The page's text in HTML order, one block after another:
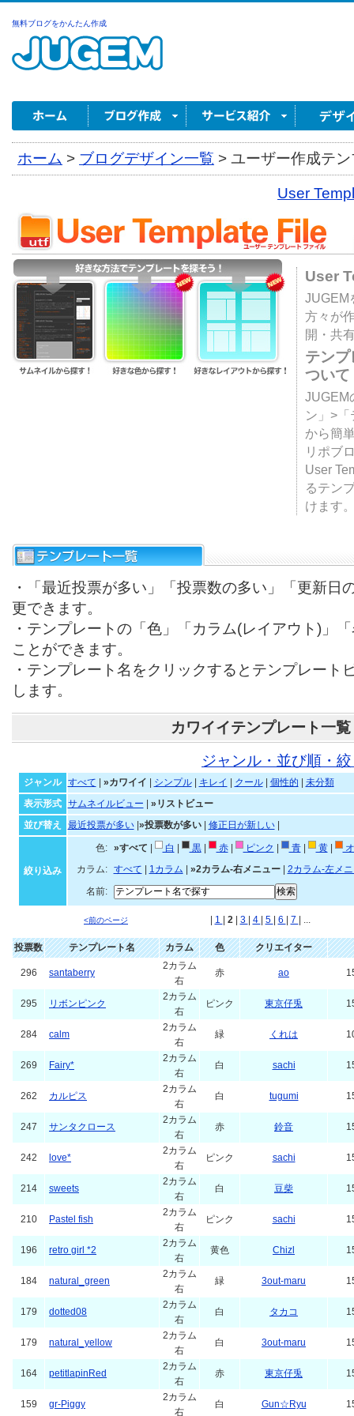
無料ブログをかんたん作成
ホーム > ブログデザイン一覧 > ユーザー作成テ
User
User
JUGEM
方々が
開・共
テン
ついて
JUGEM
ン」>
から簡
リポブ
User
るテン
けます
・「最近投票が多い」「投票数の多い」「更新日
更できます。
・テンプレートの「色」「カラム(レイアウト)」
ことができます。
・テンプレート名をクリックするとテンプレート
します。
カワイイテンプレート一覧
ジャンル・並び順・
ジャンル すべて »カワイイ シンプル| キレイ クール| 個性的
未分類
表示形式
サムネイルビュー
»リストビュー
並び替え
最近投票が多い| »投票数が多い| 修正日が新しい|
絞り込み
色: »すべて 白 黒| 赤| ピンク 青| 黄|
カラム:
すべて 1カラム »2カラム-右メニュー| 2カラム-左メ
名前:
<前のページ 1 2 3 4 5 6 7 | ...
投票数 テンプレート名 カラム 色 クリエイター
296 santaberry
2カラム
右
赤 ao
295 リボンピンク
2カラム
右
ピンク 東京仔兎
284 calm
2カラム
右
緑 くれは
269 Fairy*
2カラム
右
白 sachi
262 カルピス
2カラム
右
白 tugumi
247 サンタクロース
2カラム
右
赤 鈴音
242 love*
2カラム
右
ピンク sachi
214 sweets
2カラム
右
白 豆柴
210 Pastel fish
2カラム
右
ピンク sachi
196 retro girl *2
2カラム
右
黄色 Chizl
184 natural_green
2カラム
右
緑 3out-maru
179 dotted08
2カラム
右
白 タカコ
179 natural_yellow
2カラム
右
白 3out-maru
164 petitlapinRed
2カラム
右
赤 東京仔兎
159 gr-Piggy
2カラム
右
白 Gun☆Ryu